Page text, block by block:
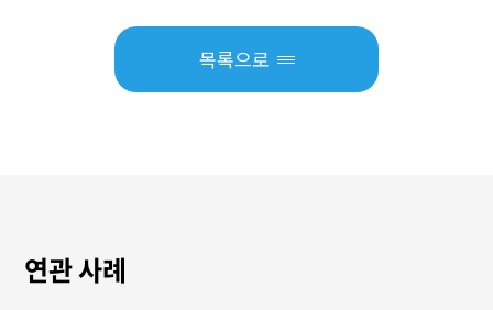
목록으로
연관 사례